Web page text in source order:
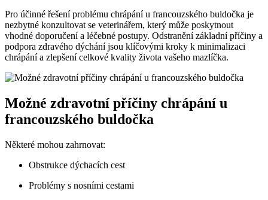
Pro účinné řešení problému chrápání u francouzského buldočka je
nezbytné konzultovat se veterinářem, který může poskytnout
vhodné doporučení a léčebné postupy. Odstranění základní příčiny a
podpora zdravého dýchání jsou klíčovými kroky k minimalizaci
chrápání a zlepšení celkové kvality života vašeho mazlíčka.
Možné zdravotní příčiny chrápání u
francouzského buldočka
Některé mohou zahrnovat:
Obstrukce dýchacích cest
Problémy s nosními cestami